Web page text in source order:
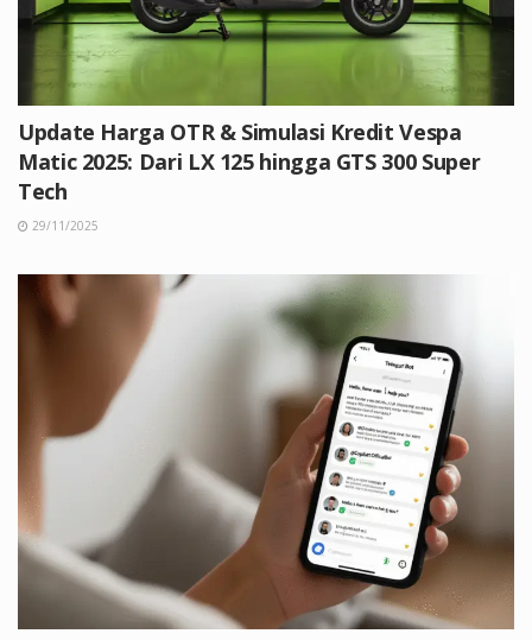
Update Harga OTR & Simulasi Kredit Vespa
Matic 2025: Dari LX 125 hingga GTS 300 Super
Tech
29/11/2025